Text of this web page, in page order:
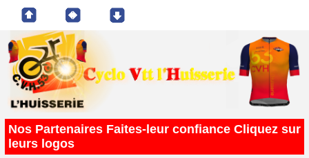
Nos Partenaires Faites-leur confiance Cliquez sur
leurs logos